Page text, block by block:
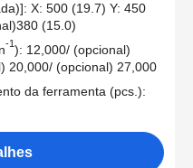
X: 500 (19.7) Y: 450
(15.0)
-1): 12,000/ (opcional)
20,000/ (opcional) 27,000
da ferramenta (pcs.):